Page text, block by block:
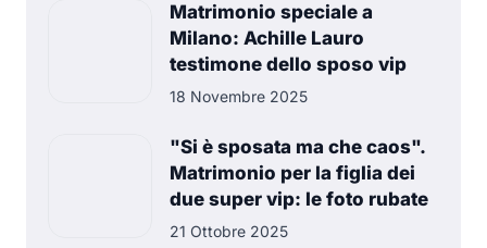
Matrimonio speciale a
Milano: Achille Lauro
testimone dello sposo vip
18 Novembre 2025
"Si è sposata ma che caos".
Matrimonio per la figlia dei
due super vip: le foto rubate
21 Ottobre 2025